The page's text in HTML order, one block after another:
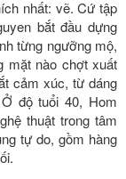
nhất: vẽ. Cứ tập
bắt đầu dựng
từng ngưỡng mộ,
mặt nào chợt xuất
cảm xúc, từ dáng
độ tuổi 40, Hom
thuật trong tâm
tự do, gồm hàng